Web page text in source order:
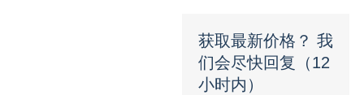
获取最新价格？ 我
们会尽快回复（12
小时内）